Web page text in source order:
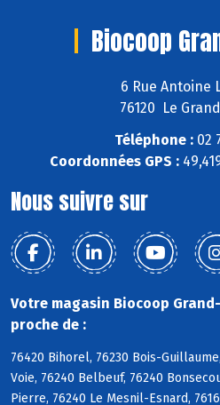
Biocoop
6 Rue Antoine
76120 Le
Téléphone :02
Coordonnées GPS :
Nous suivre sur
Votre magasin Biocoop
proche de :
76420 Bihorel, 76230 Bois-
Voie, 76240 Belbeuf, 76240
Pierre, 76240 Le Mesnil-Esnard,